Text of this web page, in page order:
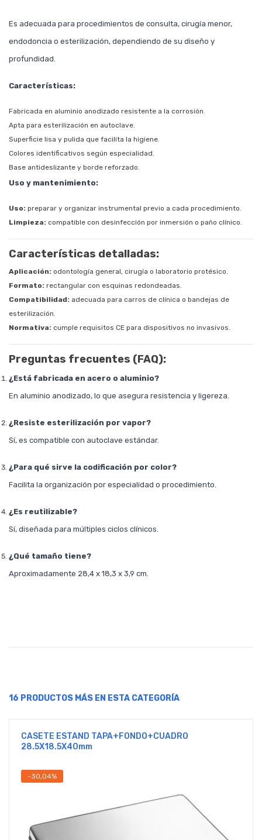
Es adecuada para procedimientos de consulta, cirugía menor,
endodoncia o esterilización, dependiendo de su diseño y
profundidad.
Características:
Fabricada en aluminio anodizado resistente a la corrosión.
Apta para esterilización en autoclave.
Superficie lisa y pulida que facilita la higiene.
Colores identificativos según especialidad.
Base antideslizante y borde reforzado.
Uso y mantenimiento:
Uso: preparar y organizar instrumental previo a cada procedimiento.
Limpieza: compatible con desinfección por inmersión o paño clínico.
Características detalladas:
Aplicación: odontología general, cirugía o laboratorio protésico.
Formato: rectangular con esquinas redondeadas.
Compatibilidad: adecuada para carros de clínica o bandejas de
esterilización.
Normativa: cumple requisitos CE para dispositivos no invasivos.
Preguntas frecuentes (FAQ):
¿Está fabricada en acero o aluminio?
En aluminio anodizado, lo que asegura resistencia y ligereza.
¿Resiste esterilización por vapor?
Sí, es compatible con autoclave estándar.
¿Para qué sirve la codificación por color?
Facilita la organización por especialidad o procedimiento.
¿Es reutilizable?
Sí, diseñada para múltiples ciclos clínicos.
¿Qué tamaño tiene?
Aproximadamente 28,4 x 18,3 x 3,9 cm.
16 PRODUCTOS MÁS EN ESTA CATEGORÍA
CASETE ESTAND TAPA+FONDO+CUADRO
28.5X18.5X40mm
-30,04%